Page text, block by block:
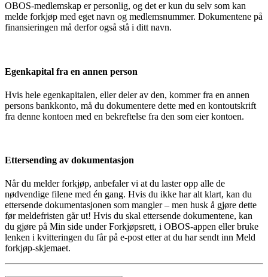
OBOS-medlemskap er personlig, og det er kun du selv som kan
melde forkjøp med eget navn og medlemsnummer. Dokumentene på
finansieringen må derfor også stå i ditt navn.
Egenkapital fra en annen person
Hvis hele egenkapitalen, eller deler av den, kommer fra en annen
persons bankkonto, må du dokumentere dette med en kontoutskrift
fra denne kontoen med en bekreftelse fra den som eier kontoen.
Ettersending av dokumentasjon
Når du melder forkjøp, anbefaler vi at du laster opp alle de
nødvendige filene med én gang. Hvis du ikke har alt klart, kan du
ettersende dokumentasjonen som mangler – men husk å gjøre dette
før meldefristen går ut! Hvis du skal ettersende dokumentene, kan
du gjøre på Min side under Forkjøpsrett, i OBOS-appen eller bruke
lenken i kvitteringen du får på e-post etter at du har sendt inn Meld
forkjøp-skjemaet.